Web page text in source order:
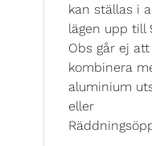
kan ställas i
lägen upp till
Obs går ej att
kombinera
aluminium
eller